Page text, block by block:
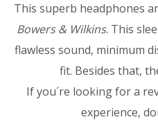
This superb headphones
Bowers & Wilkins. This
flawless sound, minimum
fit. Besides that,
If you´re looking for a
experience,